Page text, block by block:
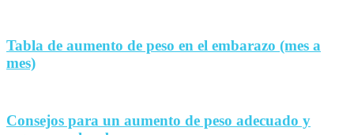
Tabla de aumento de peso en el embarazo (mes a
mes)
Consejos para un aumento de peso adecuado y